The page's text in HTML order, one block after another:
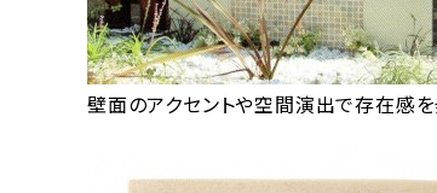
壁面のアクセントや空間演出で存在感